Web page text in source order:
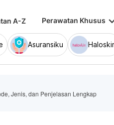
A-Z Perawatan Khusus
Asuransiku
Jenis, dan Penjelasan Lengkap